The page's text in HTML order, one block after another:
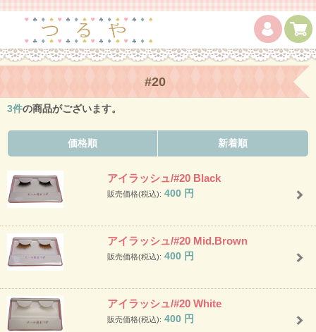
#20
3件の商品がございます。
価格順 新着順
アイラッシュ/#20 Black
販売価格(税込): 400 円
アイラッシュ/#20 Mid.Brown
販売価格(税込): 400 円
アイラッシュ/#20 White
販売価格(税込): 400 円